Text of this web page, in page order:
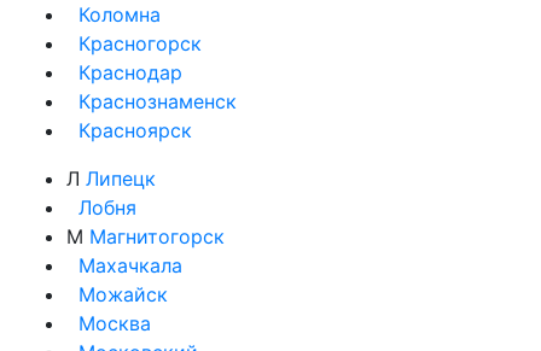
Коломна
Красногорск
Краснодар
Краснознаменск
Красноярск
Л Липецк
Лобня
М Магнитогорск
Махачкала
Можайск
Москва